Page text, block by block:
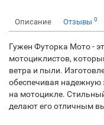
Описание Отзывы 0
Гужен Футорка Мото -
мотоциклистов,
ветра и пыли.
обеспечивая надежную
на мотоцикле.
делают его отличным